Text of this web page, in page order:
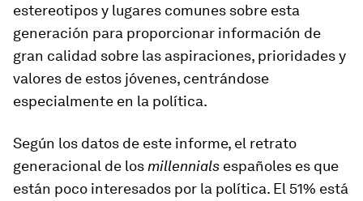
estereotipos y lugares comunes sobre esta
generación para proporcionar información de
gran calidad sobre las aspiraciones, prioridades y
valores de estos jóvenes, centrándose
especialmente en la política.
Según los datos de este informe, el retrato
generacional de los millennials españoles es que
están poco interesados por la política. El 51% está